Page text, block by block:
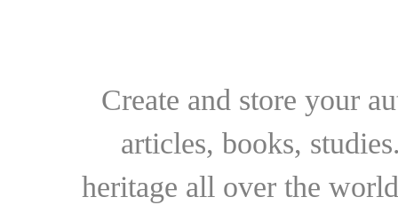
Create and store your
articles, books,
heritage all over the